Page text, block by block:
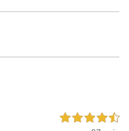
4,5 étoiles sur 5